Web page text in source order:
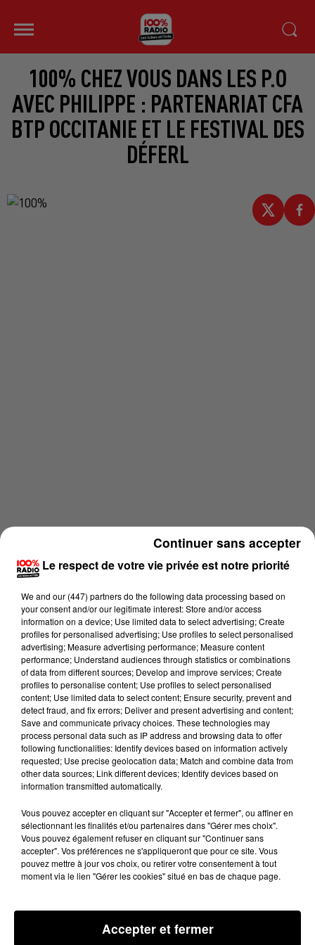
100% CHEZ VOUS DANS LES P.O
AVEC PHILIPPE : PARTENARIAT CFA
BTP OCCITANIE ET LE FESTIVAL DES
DÉFERL
100% Chez vous dans les Pyrénées Orientales
21 juin 2024 - 2 min 23 sec
100% CHEZ VOUS DANS LES P.O AVEC
PHILIPPE : PARTENARIAT CFA BTP
OCCITANIE ET LE FESTIVAL DES DÉFERL
BTP CFA OccitanieetFestival Les Déferlantes Sud de
Franceont signé un partenariat à l'initiative de
Les Déferlantes auront lieu du 10 au 13 juillet au
Barcarès
Le rapprochement entre leCFA BTP OCCITANIEet le
notre région de montrer et de partager leur métier,
Le respect de votre vie privée est notre priorité
We and our (447) partnersdo the following data processing based on
your consent and/or our legitimate interest: Store and/or access
information on a device; Use limited data to select advertising; Create
profiles for personalised advertising; Use profiles to select personalised
advertising; Measure advertising performance; Measure content
performance; Understand audiences through statistics or combinations
of data from different sources; Develop and improve services; Create
profiles to personalise content; Use profiles to select personalised
content; Use limited data to select content; Ensure security, prevent and
detect fraud, and fix errors; Deliver and present advertising and content;
Save and communicate privacy choices. These technologies may
process personal data such as IP address and browsing data to offer
following functionalities: Identify devices based on information actively
requested; Use precise geolocation data; Match and combine data from
other data sources; Link different devices; Identify devices based on
information transmitted automatically.
Vous pouvez accepter en cliquant sur "Accepter et fermer", ou affiner en
sélectionnant les finalités et/ou partenaires dans "Gérer mes choix".
Vous pouvez également refuser en cliquant sur "Continuer sans
accepter". Vos préférences ne s'appliqueront que pour ce site. Vous
pouvez mettre à jour vos choix, ou retirer votre consentement à tout
moment via le lien "Gérer les cookies" situé en bas de chaque page.
Accepter et fermer
Continuer sans accepter